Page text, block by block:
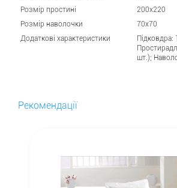
Розмір простині
200x220
Розмір наволочки
70x70
Додаткові характеристики
шт.);
Рекомендації